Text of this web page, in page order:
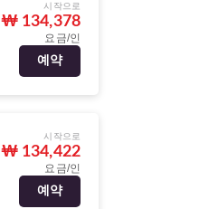
시작으로
₩ 134,378
요금/인
예약
시작으로
₩ 134,422
요금/인
예약